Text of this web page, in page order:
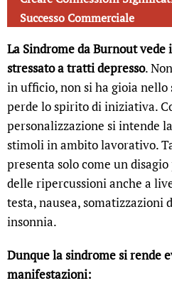
Successo Commerciale
La Sindrome da Burnout
stressato a tratti depresso.
in ufficio, non si ha gioia nello
perde lo spirito di iniziativa.
personalizzazione si intende
stimoli in ambito lavorativo.
presenta solo come un
delle ripercussioni anche a
testa, nausea, somatizzazioni
insonnia.
Dunque la sindrome si rende
manifestazioni: